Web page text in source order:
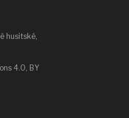
husitské,
4.0, BY